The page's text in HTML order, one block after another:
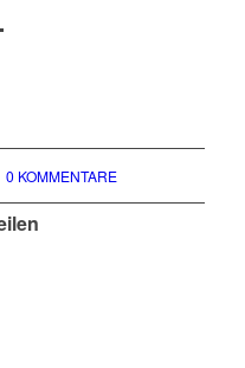
0 KOMMENTARE